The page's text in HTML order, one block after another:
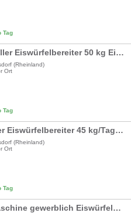
Tag
Professioneller Eiswürfelbereiter 50 kg Eiswürfelmaschine 10 kg Vorratsfach LED
(Rheinland)
Ort
Tag
Gewerblicher Eiswürfelbereiter 45 kg/Tag Eiswürfel 6 kg Speicherkapazität 36 Eiswürfel 15 Minuten
(Rheinland)
Ort
Tag
Eiswürfelmaschine gewerblich Eiswürfelbereiter Eismaschine 50 kg/Tag 17 kg Speicherkapazität 45